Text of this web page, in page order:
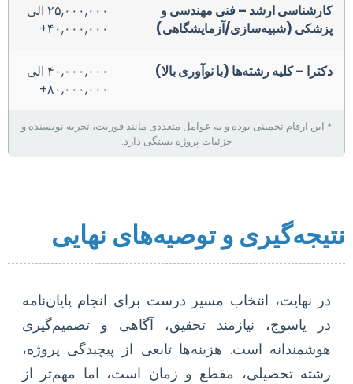
کارشناسی ارشد – فنی مهندسی و
پزشکی (شبیه‌سازی/آزمایشگاهی)
۲۵,۰۰۰,۰۰۰ الی
۴۰,۰۰۰,۰۰۰+
دکترا – کلیه رشته‌ها (با نوآوری بالا)
۴۰,۰۰۰,۰۰۰ الی
۸۰,۰۰۰,۰۰۰+
* این ارقام تخمینی بوده و به عوامل متعددی مانند فوریت، تجربه نویسنده و
جزئیات پروژه بستگی دارد.
نتیجه‌گیری و توصیه‌های نهایی
در نهایت، انتخاب مسیر درست برای انجام پایان‌نامه
در یاسوج، نیازمند تحقیق، آگاهی و تصمیم‌گیری
هوشمندانه است. هزینه‌ها تابعی از پیچیدگی پروژه،
رشته تحصیلی، مقطع و زمان است، اما مهم‌تر از